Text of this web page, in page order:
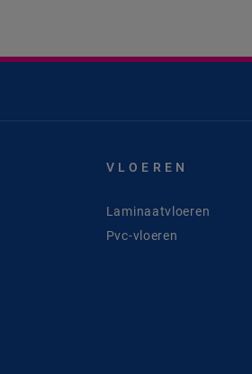
VLOEREN
Laminaatvloeren
Pvc-vloeren